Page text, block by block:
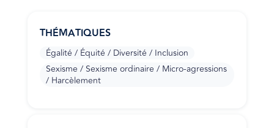
THÉMATIQUES
Égalité / Équité / Diversité / Inclusion
Sexisme / Sexisme ordinaire / Micro-agressions
/ Harcèlement